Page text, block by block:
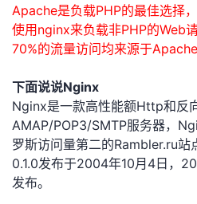
客
论
坛
的
圈
子
我
的
直
播
我
的
活
动
我
的
关
我
的
我
Apache是负载PHP的最佳选择
使用nginx来负载非PHP的Web
70%的流量访问均来源于Apache
下面说说Nginx
Nginx是一款高性能额Http和反
AMAP/POP3/SMTP服务器，
罗斯访问量第二的Rambler.ru站
0.1.0发布于2004年10月4日，
发布。